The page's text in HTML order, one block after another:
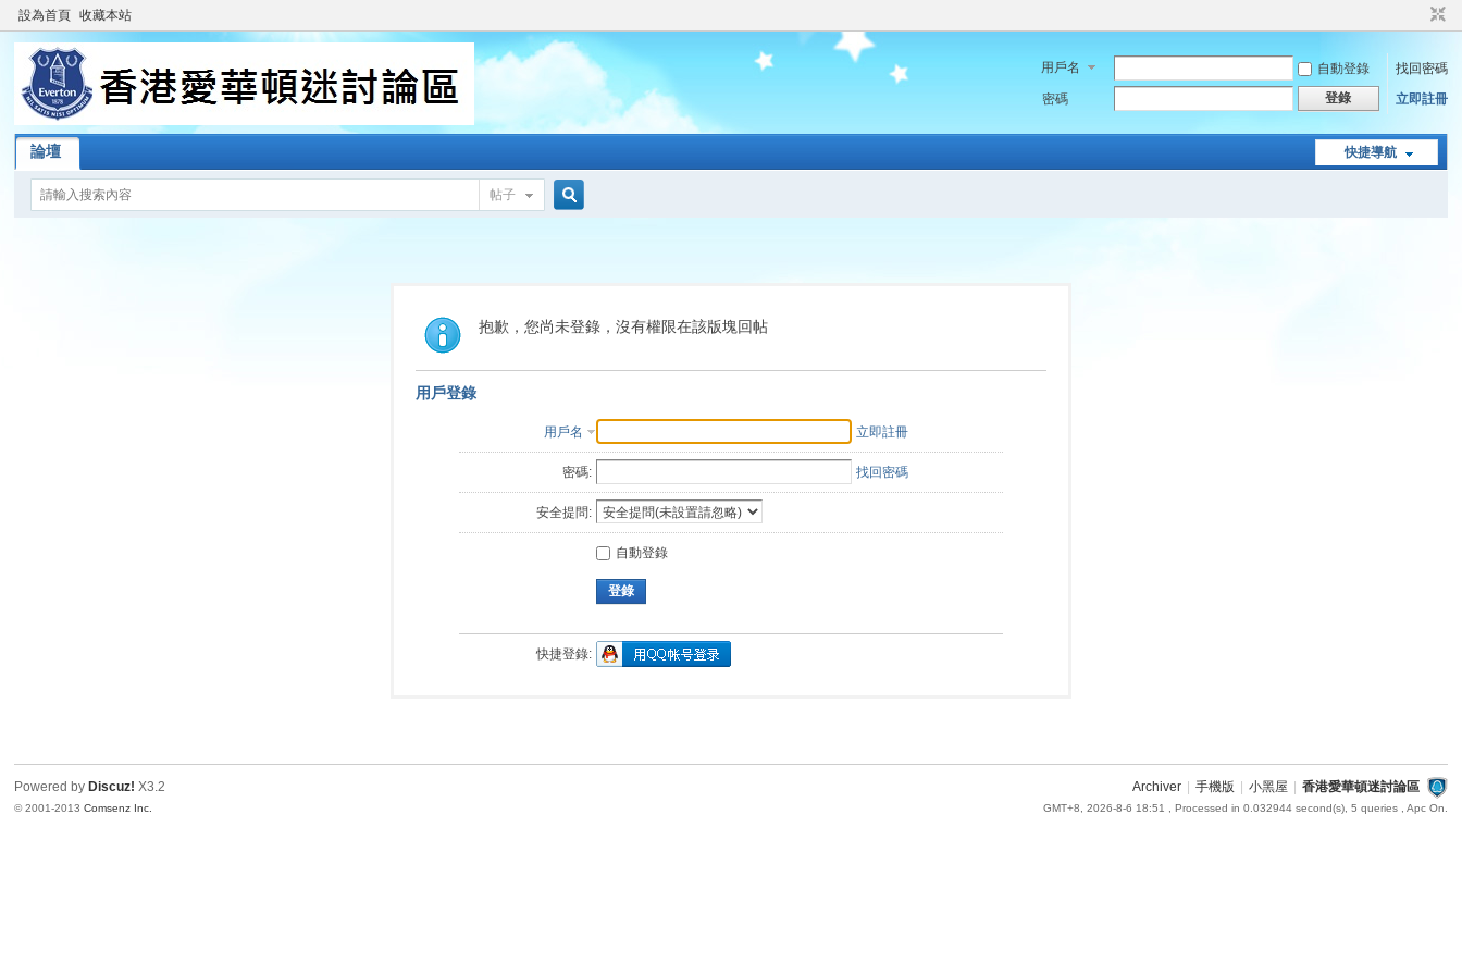
設為首頁 收藏本站
用戶名 自動登錄
找回密碼
密碼
登錄 立即註冊
快捷導航
論壇
帖子
索
抱歉，您尚未登錄，沒有權限在該版塊回帖
用戶登錄
用戶名 立即註冊
密碼: 找回密碼
安全提問:
自動登錄
登錄
快捷登錄:
Archiver 手機版 小黑屋 香港愛華頓迷討論區
GMT+8, 2026-8-6 18:51 , Processed in 0.032944 second(s), 5 queries , Apc On.
Powered by Discuz! X3.2
© 2001-2013Comsenz Inc.